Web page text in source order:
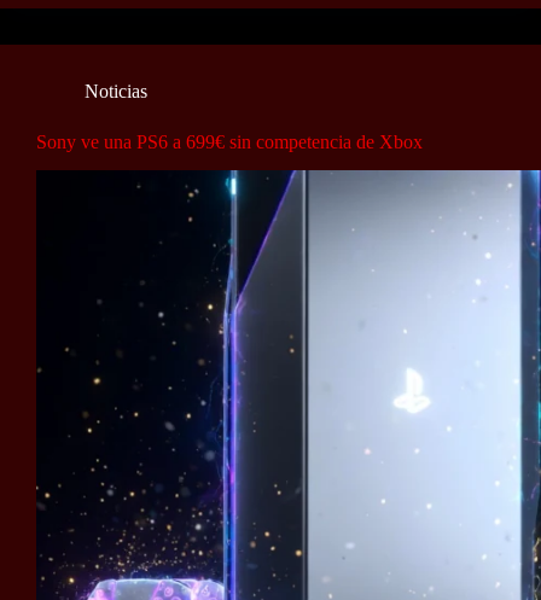
Noticias
Sony ve una PS6 a 699€ sin competencia de Xbox